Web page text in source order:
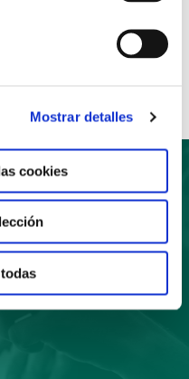
Mostrar detalles
cookies
boletín